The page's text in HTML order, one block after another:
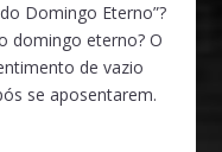
Domingo Eterno”?
domingo eterno? O
de vazio
se aposentarem.